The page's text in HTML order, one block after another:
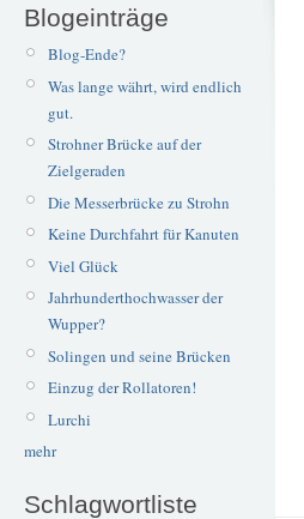
Blogeinträge
Blog-Ende?
Was lange währt, wird endlich
gut.
Strohner Brücke auf der
Zielgeraden
Die Messerbrücke zu Strohn
Keine Durchfahrt für Kanuten
Viel Glück
Jahrhunderthochwasser der
Wupper?
Solingen und seine Brücken
Einzug der Rollatoren!
Lurchi
mehr
Schlagwortliste